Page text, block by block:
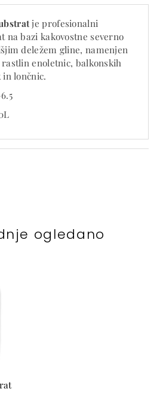
je profesionalni
na bazi kakovostne severno
deležem gline, namenjen
enoletnic, balkonskih
lončnic.
ogledano